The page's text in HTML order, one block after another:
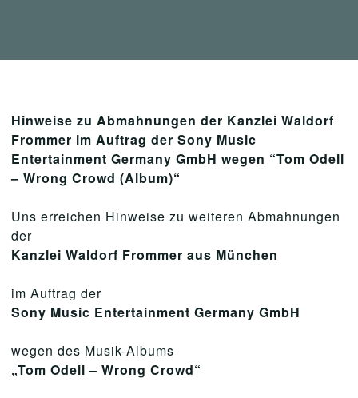
Hinweise zu Abmahnungen der Kanzlei Waldorf
Frommer im Auftrag der Sony Music
Entertainment Germany GmbH wegen “Tom Odell
– Wrong Crowd (Album)“
Uns erreichen Hinweise zu weiteren Abmahnungen
der
Kanzlei Waldorf Frommer aus München
im Auftrag der
Sony Music Entertainment Germany GmbH
wegen des Musik-Albums
„Tom Odell – Wrong Crowd“